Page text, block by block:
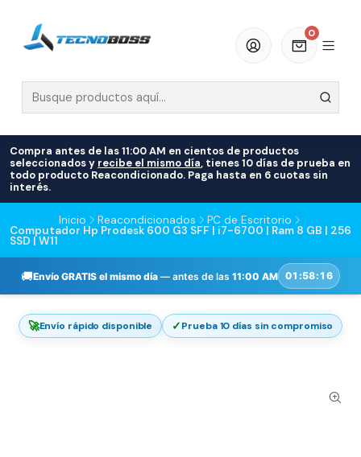
0
Compra antes de las 11:00 AM en cientos de productos
seleccionados y recibe el mismo día, tienes 10 días de prueba en
todo producto Reacondicionado. Paga hasta en 6 cuotas sin
interés.
Inicio Reacondicionados PC de Escritorio
Computador Hp Prodesk 600 G3 SFF | i7-6700 | Ram 8 GB | 256
SSD | W11
🚚Envío GRATIS el mismo día— antes de las 11:00 AM 01:58:15
🚀Envío rápido disponible ✓Prueba 10 días sin compromiso